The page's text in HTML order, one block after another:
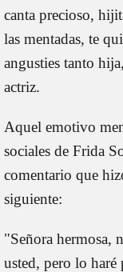
canta precioso,
las mentadas, te
angusties tanto
actriz.
Aquel emotivo
sociales de Frida
comentario que
siguiente:
"Señora hermosa,
usted, pero lo